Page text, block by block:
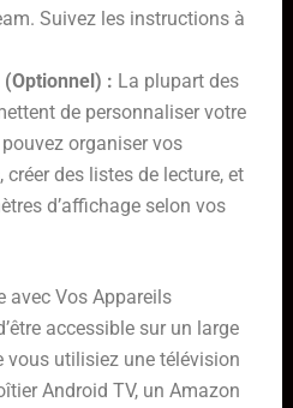
Suivez les instructions à
: La plupart des
de personnaliser votre
organiser vos
des listes de lecture, et
d’affichage selon vos
avec Vos Appareils
accessible sur un large
vous utilisiez une télévision
Android TV, un Amazon